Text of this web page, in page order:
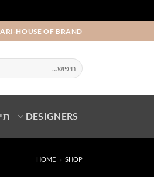
to
HOUSE OF BRAND
חיפוש
עבור:
DESIGNERS
HOME » SHOP